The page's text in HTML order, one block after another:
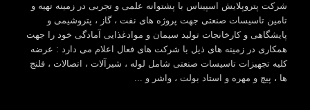
شرکت پتروپلایش اسپیناس با پشتوانه علمی و تجربی در زمینه تهیه و
تامین تاسیسات صنعتی جهت پروژه های نفت ، گاز ، پتروشیمی و
پایشگاهی و کارخانجات تولید سیمان و موادغذایی آمادگی خود را جهت
همکاری در زمینه های ذیل با شرکت های فعال اعلام می دارد : عرضه
کلیه تجهیزات تاسیسات صنعتی شامل لوله ، شیرآلات ، اتصالات ، فلنج
ها ، پیچ و مهره و استاد بولت ، واشر و ...